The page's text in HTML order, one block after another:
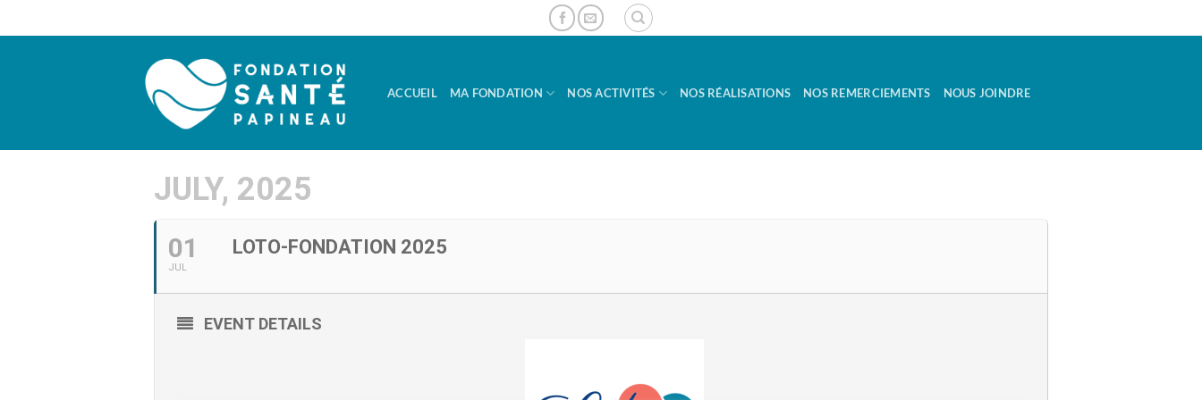
au
ACCUEIL MA FONDATION NOS ACTIVITÉS NOS RÉALISATIONS NOS REMERCIEMENTS NOUS JOINDRE
JULY, 2025
01
JUL
LOTO-FONDATION 2025
EVENT DETAILS